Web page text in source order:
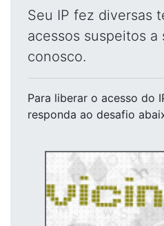
Seu IP fez diversas
acessos suspeitos a
conosco.
Para liberar o acesso do
responda ao desafio